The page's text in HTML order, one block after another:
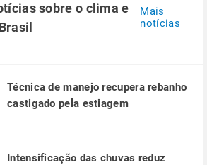
sobre o clima e
Mais
notícias
Técnica de manejo recupera rebanho
castigado pela estiagem
Intensificação das chuvas reduz